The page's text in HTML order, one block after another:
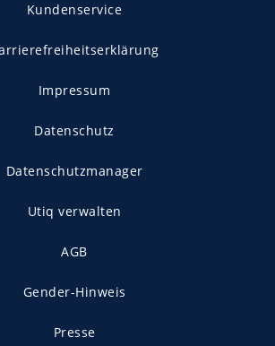
Kundenservice
Impressum
Datenschutz
Datenschutzmanager
Utiq verwalten
AGB
Gender-Hinweis
Presse